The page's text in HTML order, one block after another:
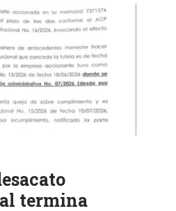
termina